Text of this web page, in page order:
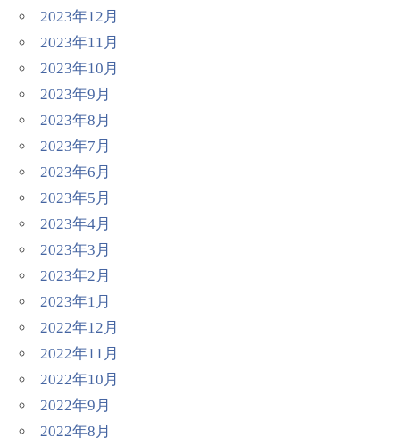
2023年12月
2023年11月
2023年10月
2023年9月
2023年8月
2023年7月
2023年6月
2023年5月
2023年4月
2023年3月
2023年2月
2023年1月
2022年12月
2022年11月
2022年10月
2022年9月
2022年8月